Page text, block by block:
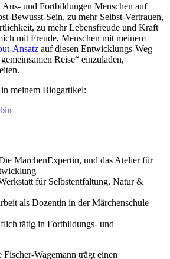
und Fortbildungen Menschen auf
Bewusst-Sein, zu mehr Selbst-Vertrauen,
zu mehr Lebensfreude und Kraft
mit Freude, Menschen mit meinem
Ansatz auf diesen Entwicklungs-Weg
Reise“ einzuladen,
meinem Blog­artikel:
MärchenExpertin, und das Atelier für
für Selbstentfaltung, Natur &
als Dozentin in der Märchenschule
tätig in Fortbildungs- und